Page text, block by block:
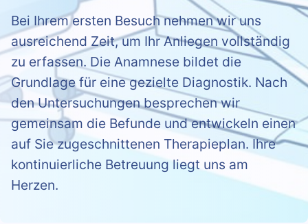
Bei Ihrem ersten Besuch nehmen wir uns
ausreichend Zeit, um Ihr Anliegen vollständig
zu erfassen. Die Anamnese bildet die
Grundlage für eine gezielte Diagnostik. Nach
den Untersuchungen besprechen wir
gemeinsam die Befunde und entwickeln einen
auf Sie zugeschnittenen Therapieplan. Ihre
kontinuierliche Betreuung liegt uns am
Herzen.